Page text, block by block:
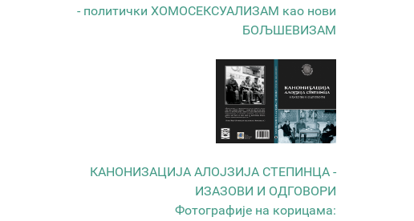
- политички ХОМОСЕКСУАЛИЗАМ као нови
БОЉШЕВИЗАМ
КАНОНИЗАЦИЈА АЛОЈЗИЈА СТЕПИНЦА -
ИЗАЗОВИ И ОДГОВОРИ
Фотографије на корицама: